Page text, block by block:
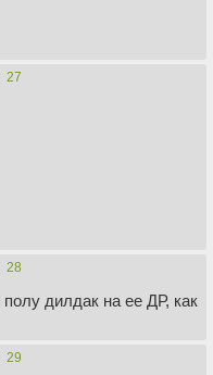
27
28
дилдак на ее ДР, как
29